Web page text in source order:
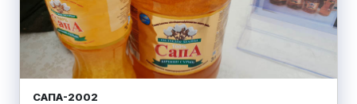
САПА-2002